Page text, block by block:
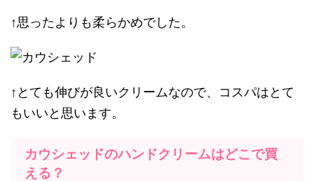
↑思ったよりも柔らかめでした。
↑とても伸びが良いクリームなので、コスパはとて
もいいと思います。
カウシェッドのハンドクリームはどこで買
える？